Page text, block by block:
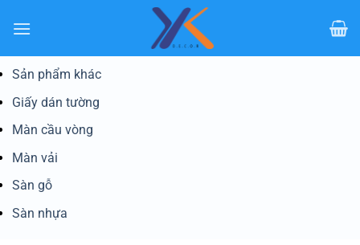
qua
dungSản phẩm khác
Giấy dán tường
Màn cầu vòng
Màn vải
Sàn gỗ
Sàn nhựa